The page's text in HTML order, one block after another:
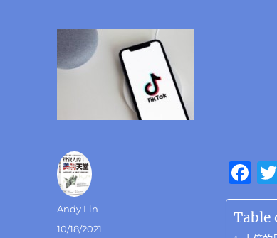
F
a
c
Table
作
Andy Lin
發
10/18/2021